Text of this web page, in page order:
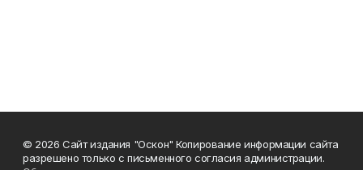
© 2026 Сайт издания "Оскон" Копирование информации сайта
разрешено только с письменного согласия администрации.